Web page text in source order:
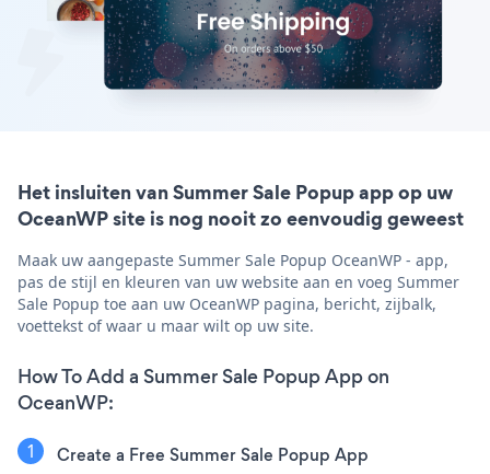
Het insluiten van Summer Sale Popup app op uw
OceanWP site is nog nooit zo eenvoudig geweest
Maak uw aangepaste Summer Sale Popup OceanWP - app,
pas de stijl en kleuren van uw website aan en voeg Summer
Sale Popup toe aan uw OceanWP pagina, bericht, zijbalk,
voettekst of waar u maar wilt op uw site.
How To Add a Summer Sale Popup App on
OceanWP:
Create a Free Summer Sale Popup App